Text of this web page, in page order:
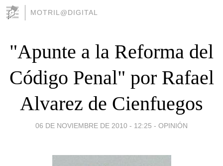
MOTRIL@DIGITAL
"Apunte a la Reforma del
Código Penal" por Rafael
Alvarez de Cienfuegos
06 DE NOVIEMBRE DE 2010 - 12:25 - OPINIÓN